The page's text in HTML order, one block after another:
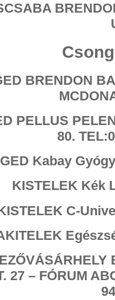
BRENDON
PELLUS
80.
Kabay
KISTELEK Kék
C-
27 – FÓRUM